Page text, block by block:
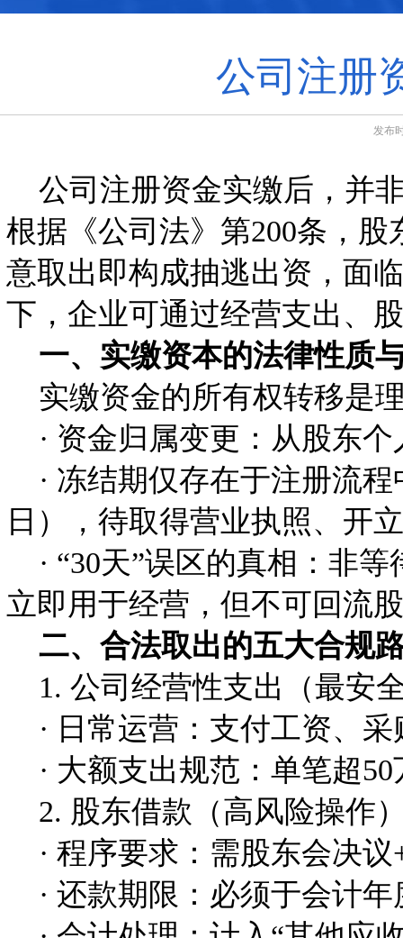
公司注册
发布
公司注册资金实缴后，并
根据《公司法》第200条，
意取出即构成抽逃出资，面
下，企业可通过经营支出、
一、实缴资本的法律性质
实缴资金的所有权转移是
· 资金归属变更：从股东个
· 冻结期仅存在于注册流程
日），待取得营业执照、开
· “30天”误区的真相：非
立即用于经营，但不可回流
二、合法取出的五大合规
1. 公司经营性支出（最安
· 日常运营：支付工资、采
· 大额支出规范：单笔超
2. 股东借款（高风险操作
· 程序要求：需股东会决议
· 还款期限：必须于会计年